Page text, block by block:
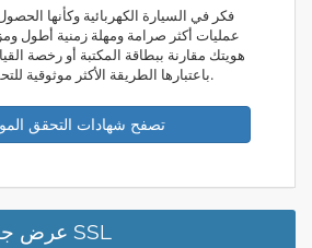
فكر في السيارة الكهربائية وكأنها
عمليات أكثر صرامة ومهلة زمنية أطول
هويتك مقارنة ببطاقة المكتبة أو رخصة
باعتبارها الطريقة الأكثر موثوقية للتحقق من هويتك.
تصفح شهادات التحقق
عرض جميع شهادات SSL